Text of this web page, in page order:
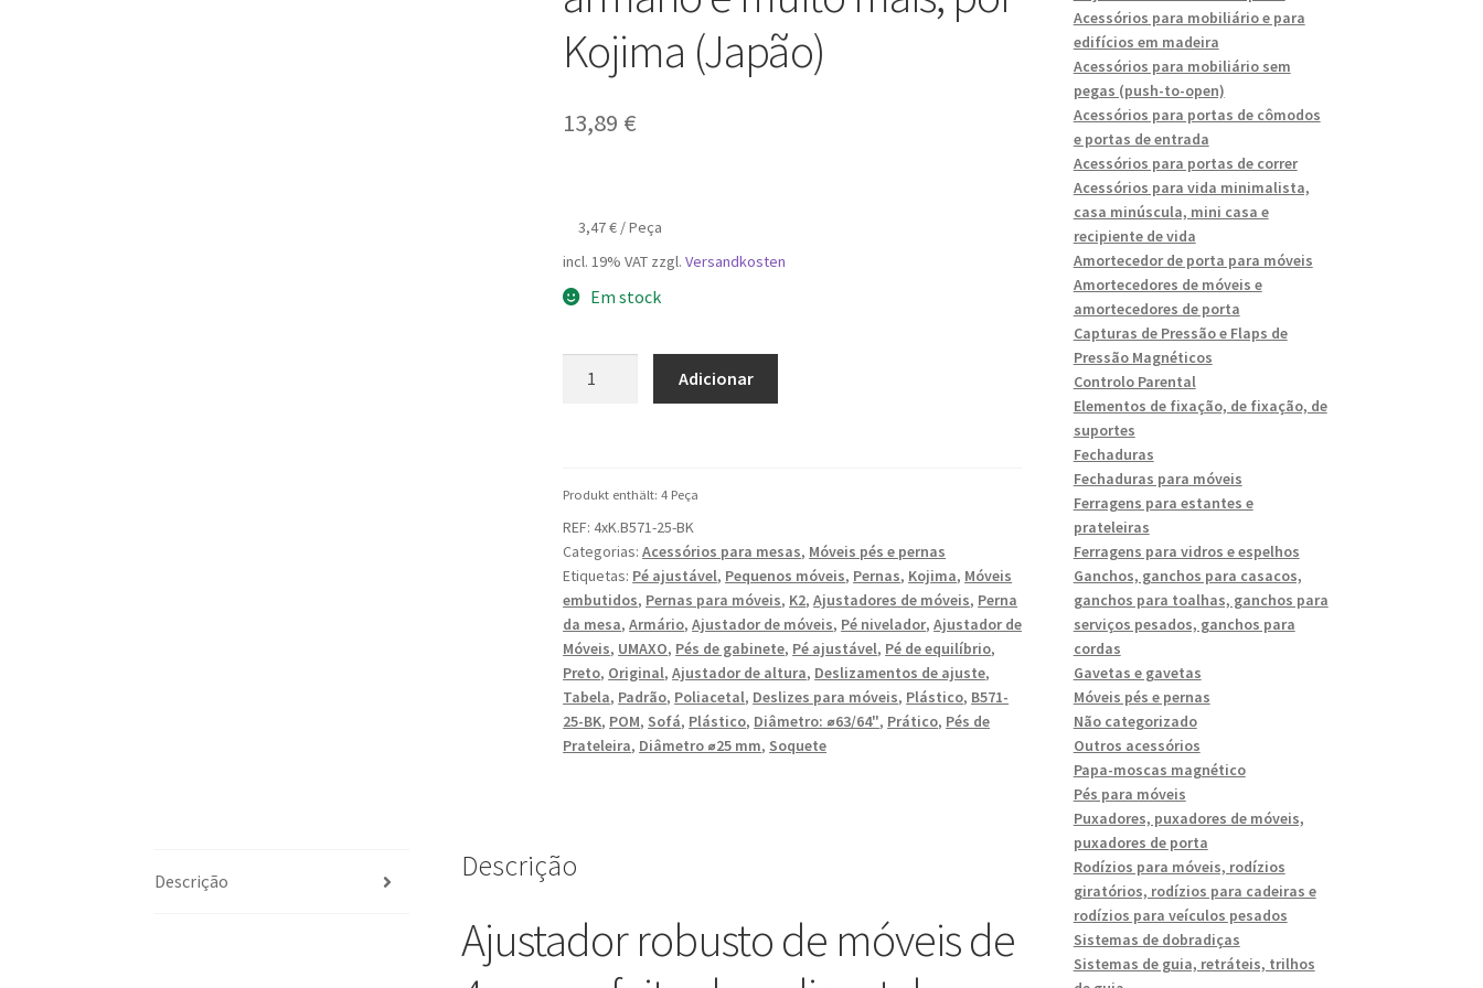
Kojima (Japão)
13,89 €
3,47€ /Peça
incl. 19% VAT zzgl.Versandkosten
Em stock
ajustador
robusto
para
móveis,
capacidade
de
carga:
600
kg
(1323
⌀25
(63/64"),
versão:
padrão,
Adicionar
Produkt enthält: 4 Peça
REF:4xK.B571-25-BK
Categorias:Acessórios para mesas, Móveis pés e pernas
Etiquetas: Pé ajustável, Pequenos móveis, Pernas, Kojima, Móveis
embutidos, Pernas para móveis, K2,Ajustadores de móveis, Perna
da mesa,Armário,Ajustador de móveis, Pé nivelador,Ajustador de
Móveis, UMAXO, Pés de gabinete, Pé ajustável, Pé de equilíbrio,
Preto, Original,Ajustador de altura, Deslizamentos de ajuste,
Tabela, Padrão, Poliacetal, Deslizes para móveis, Plástico, B571-
25-BK, POM, Sofá, Plástico, Diâmetro: ⌀63/64", Prático, Pés de
Prateleira, Diâmetro ⌀25 mm, Soquete
Descrição Descrição
Ajustador robusto de móveis de
Acessórios para mobiliário e para
edifícios em madeira
Acessórios para mobiliário sem
pegas (push-to-open)
Acessórios para portas de cômodos
e portas de entrada
Acessórios para portas de correr
Acessórios para vida minimalista,
casa minúscula, mini casa e
recipiente de vida
Amortecedor de porta para móveis
Amortecedores de móveis e
amortecedores de porta
Capturas de Pressão e Flaps de
Pressão Magnéticos
Controlo Parental
Elementos de fixação, de fixação, de
suportes
Fechaduras
Fechaduras para móveis
Ferragens para estantes e
prateleiras
Ferragens para vidros e espelhos
Ganchos, ganchos para casacos,
ganchos para toalhas, ganchos para
serviços pesados, ganchos para
cordas
Gavetas e gavetas
Móveis pés e pernas
Não categorizado
Outros acessórios
Papa-moscas magnético
Pés para móveis
Puxadores, puxadores de móveis,
puxadores de porta
Rodízios para móveis, rodízios
giratórios, rodízios para cadeiras e
rodízios para veículos pesados
Sistemas de dobradiças
Sistemas de guia, retráteis, trilhos